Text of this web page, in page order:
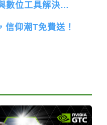
數位工具解決
信仰潮T免費送！